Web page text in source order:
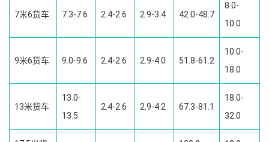
7米6货车 7.3-7.6 2.4-2.6 2.9-3.4 42.0-48.7
8.0-
10.0
9米6货车 9.0-9.6 2.4-2.6 2.9-4.0 51.8-61.2
10.0-
18.0
13米货车
13.0-
13.5
2.4-2.6 2.9-4.2 67.3-81.1
18.0-
32.0